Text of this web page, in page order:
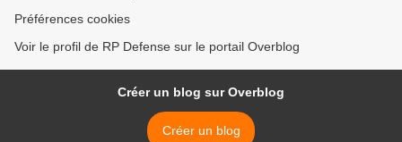
Préférences cookies
Voir le profil de RP Defense sur le portail Overblog
Créer un blog sur Overblog
Créer un blog